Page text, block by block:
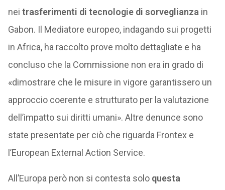
nei trasferimenti di tecnologie di sorveglianza in
Gabon. Il Mediatore europeo, indagando sui progetti
in Africa, ha raccolto prove molto dettagliate e ha
concluso che la Commissione non era in grado di
«dimostrare che le misure in vigore garantissero un
approccio coerente e strutturato per la valutazione
dell’impatto sui diritti umani». Altre denunce sono
state presentate per ciò che riguarda Frontex e
l’European External Action Service.
All’Europa però non si contesta solo questa